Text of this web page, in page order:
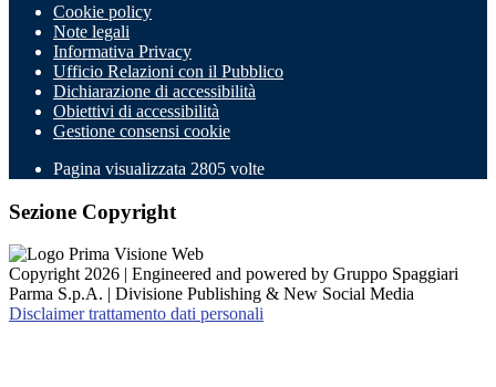
Cookie policy
Note legali
Informativa Privacy
Ufficio Relazioni con il Pubblico
Dichiarazione di accessibilità
Obiettivi di accessibilità
Gestione consensi cookie
Pagina visualizzata 2805 volte
Sezione Copyright
Copyright 2026 | Engineered and powered by Gruppo Spaggiari
Parma S.p.A. | Divisione Publishing & New Social Media
Disclaimer trattamento dati personali